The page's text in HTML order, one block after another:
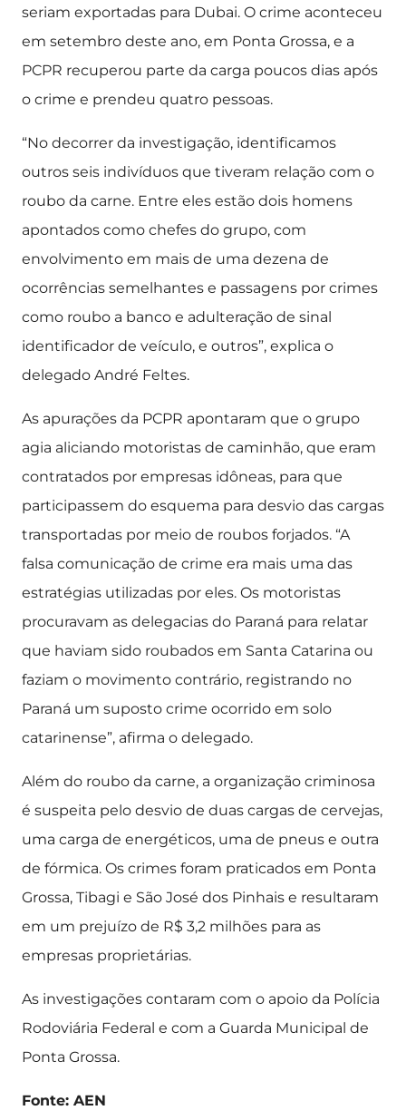
seriam exportadas para Dubai. O crime aconteceu
em setembro deste ano, em Ponta Grossa, e a
PCPR recuperou parte da carga poucos dias após
o crime e prendeu quatro pessoas.
“No decorrer da investigação, identificamos
outros seis indivíduos que tiveram relação com o
roubo da carne. Entre eles estão dois homens
apontados como chefes do grupo, com
envolvimento em mais de uma dezena de
ocorrências semelhantes e passagens por crimes
como roubo a banco e adulteração de sinal
identificador de veículo, e outros”, explica o
delegado André Feltes.
As apurações da PCPR apontaram que o grupo
agia aliciando motoristas de caminhão, que eram
contratados por empresas idôneas, para que
participassem do esquema para desvio das cargas
transportadas por meio de roubos forjados. “A
falsa comunicação de crime era mais uma das
estratégias utilizadas por eles. Os motoristas
procuravam as delegacias do Paraná para relatar
que haviam sido roubados em Santa Catarina ou
faziam o movimento contrário, registrando no
Paraná um suposto crime ocorrido em solo
catarinense”, afirma o delegado.
Além do roubo da carne, a organização criminosa
é suspeita pelo desvio de duas cargas de cervejas,
uma carga de energéticos, uma de pneus e outra
de fórmica. Os crimes foram praticados em Ponta
Grossa, Tibagi e São José dos Pinhais e resultaram
em um prejuízo de R$ 3,2 milhões para as
empresas proprietárias.
As investigações contaram com o apoio da Polícia
Rodoviária Federal e com a Guarda Municipal de
Ponta Grossa.
Fonte: AEN